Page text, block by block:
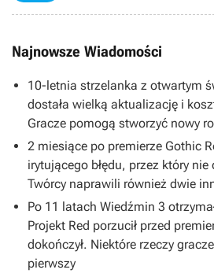
Najnowsze Wiadomości
10-letnia strzelanka z otwartym
dostała wielką aktualizację i
Gracze pomogą stworzyć nowy
2 miesiące po premierze Gothic
irytującego błędu, przez który nie
Twórcy naprawili również dwie
Po 11 latach Wiedźmin 3
Projekt Red porzucił przed
dokończył. Niektóre rzeczy
pierwszy